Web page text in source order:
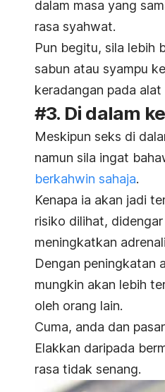
dalam masa yang
rasa syahwat.
Pun begitu, sila lebih
sabun atau syampu
keradangan pada alat
#3. Di dalam
Meskipun seks di
namun sila ingat
berkahwin sahaja.
Kenapa ia akan jadi
risiko dilihat,
meningkatkan
Dengan peningkatan
mungkin akan lebih
oleh orang lain.
Cuma, anda dan
Elakkan daripada
rasa tidak senang.